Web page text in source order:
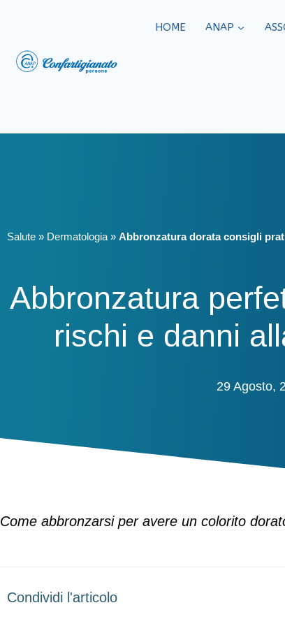
HOME ANAP
Salute » Dermatologia » Abbronzatura dorata consigli
Abbronzatura
rischi e danni
29 Agosto,
Come abbronzarsi per avere un colorito
Condividi l'articolo